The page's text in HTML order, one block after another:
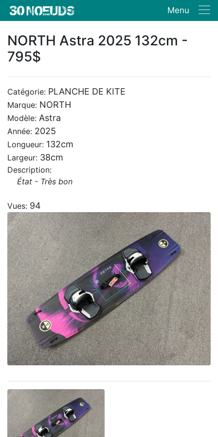
Menu
NORTH Astra 2025 132cm -
795$
Catégorie: PLANCHE DE KITE
Marque: NORTH
Modèle: Astra
Année: 2025
Longueur: 132cm
Largeur: 38cm
Description:
État - Très bon
Vues: 94